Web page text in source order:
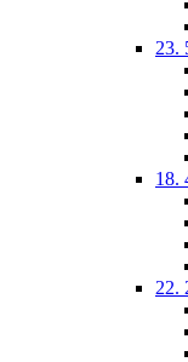
23.
18.
22.